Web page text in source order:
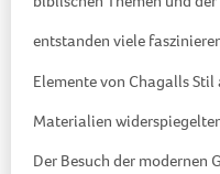
entstanden viele
Elemente von Chagalls
Materialien
Der Besuch der modernen